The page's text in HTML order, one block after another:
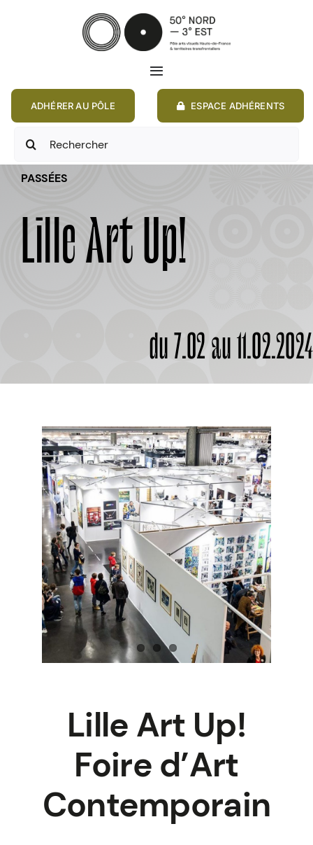
Toggle
Navigation
ANNONCES
ADHÉRER AU PÔLE ESPACE ADHÉRENTS
Rechercher:
PASSÉES
Lille Art Up!
du 7.02 au 11.02.2024
Lille Art Up!
Foire d’Art
Contemporain